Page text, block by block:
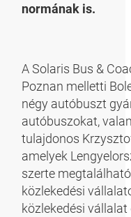
normának is.
A Solaris Bus &
Poznan melletti
négy autóbuszt
autóbuszokat,
tulajdonos
amelyek
szerte
közlekedési
közlekedési